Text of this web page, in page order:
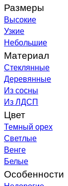
Размеры
Высокие
Узкие
Небольшие
Материал
Стеклянные
Деревянные
Из сосны
Из ЛДСП
Цвет
Темный орех
Светлые
Венге
Белые
Особенности